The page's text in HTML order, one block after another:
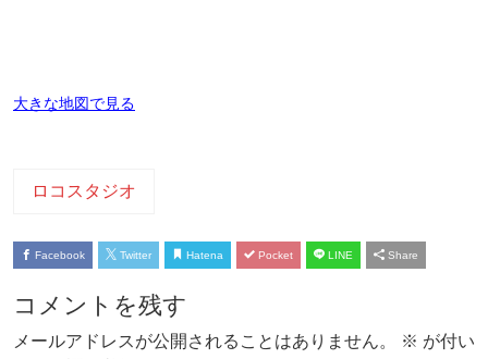
大きな地図で見る
ロコスタジオ
Facebook Twitter Hatena Pocket LINE Share
コメントを残す
メールアドレスが公開されることはありません。 ※ が付い